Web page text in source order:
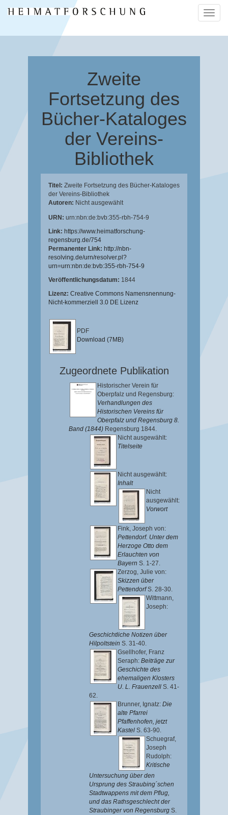
ein-/
Zweite
Fortsetzung des
Bücher-Kataloges
der Vereins-
Bibliothek
Titel: Zweite Fortsetzung des Bücher-Kataloges
der Vereins-Bibliothek
Autoren: Nicht ausgewählt
URN: urn:nbn:de:bvb:355-rbh-754-9
Link: https://www.heimatforschung-
regensburg.de/754
Permanenter Link: http://nbn-
resolving.de/urn/resolver.pl?
urn=urn:nbn:de:bvb:355-rbh-754-9
Veröffentlichungsdatum: 1844
Lizenz: Creative Commons Namensnennung-
Nicht-kommerziell 3.0 DE Lizenz
PDF
Download (7MB)
Zugeordnete Publikation
Historischer Verein für
Oberpfalz und Regensburg:
Verhandlungen des
Historischen Vereins für
Oberpfalz und Regensburg 8.
Band (1844) Regensburg 1844.
Nicht ausgewählt:
Titelseite
Nicht ausgewählt:
Inhalt
Nicht
ausgewählt:
Vorwort
Fink, Joseph von:
Pettendorf. Unter dem
Herzoge Otto dem
Erlauchten von
Bayern S. 1-27.
Zerzog, Julie von:
Skizzen über
PettendorfS. 28-30.
Wittmann,
Joseph:
Geschichtliche Notizen über
Hilpoltstein S. 31-40.
Gsellhofer, Franz
Seraph: Beiträge zur
Geschichte des
ehemaligen Klosters
U. L. Frauenzell S. 41-
62.
Brunner, Ignatz: Die
alte Pfarrei
Pfaffenhofen, jetzt
Kastel S. 63-90.
Schuegraf,
Joseph
Rudolph:
Kritische
Untersuchung über den
Ursprung des Straubing´schen
Stadtwappens mit dem Pflug,
und das Rathsgeschlecht der
Straubinger von Regensburg S.